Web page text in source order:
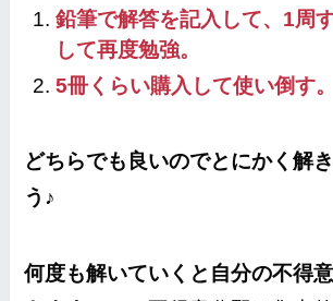
鉛筆で解答を記入して、1周
して再度勉強。
5冊くらい購入して使い倒す。
どちらでも良いのでとにかく解
う♪
何度も解いていくと自分の不得